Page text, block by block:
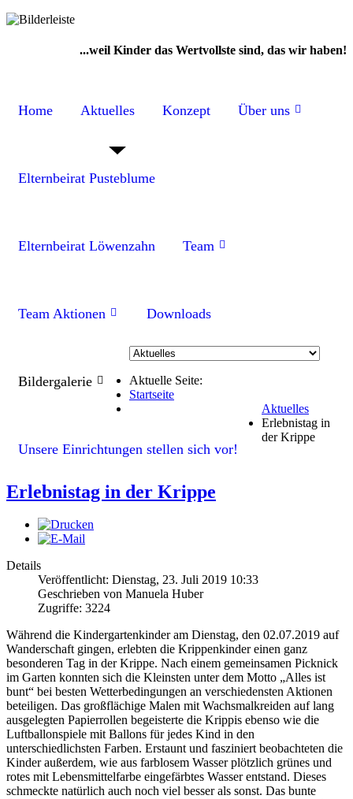
...weil Kinder das Wertvollste sind, das wir haben!
Home Aktuelles Konzept Über uns
Elternbeirat Pusteblume
Elternbeirat Löwenzahn Team
Team Aktionen Downloads
Bildergalerie
Unsere Einrichtungen stellen sich vor!
Aktuelle Seite:
Startseite
Aktuelles
Erlebnistag in
der Krippe
Erlebnistag in der Krippe
Details
Veröffentlicht: Dienstag, 23. Juli 2019 10:33
Geschrieben von Manuela Huber
Zugriffe: 3224
Während die Kindergartenkinder am Dienstag, den 02.07.2019 auf
Wanderschaft gingen, erlebten die Krippenkinder einen ganz
besonderen Tag in der Krippe. Nach einem gemeinsamen Picknick
im Garten konnten sich die Kleinsten unter dem Motto „Alles ist
bunt“ bei besten Wetterbedingungen an verschiedensten Aktionen
beteiligen. Das großflächige Malen mit Wachsmalkreiden auf lang
ausgelegten Papierrollen begeisterte die Krippis ebenso wie die
Luftballonspiele mit Ballons für jedes Kind in den
unterschiedlichsten Farben. Erstaunt und fasziniert beobachteten die
Kinder außerdem, wie aus farblosem Wasser plötzlich grünes und
rotes mit Lebensmittelfarbe eingefärbtes Wasser entstand. Dieses
schmeckte natürlich auch noch viel besser als sonst. Das bunte